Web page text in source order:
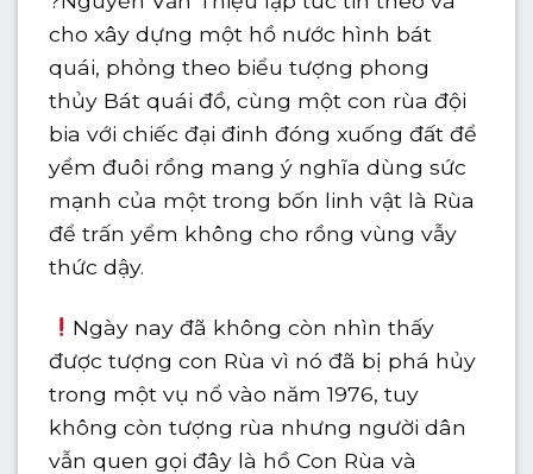
cho xây dựng một hồ nước hình bát
quái, phỏng theo biểu tượng phong
thủy Bát quái đồ, cùng một con rùa đội
bia với chiếc đại đinh đóng xuống đất để
yểm đuôi rồng mang ý nghĩa dùng sức
mạnh của một trong bốn linh vật là Rùa
để trấn yểm không cho rồng vùng vẫy
thức dậy.
Ngày nay đã không còn nhìn thấy
được tượng con Rùa vì nó đã bị phá hủy
trong một vụ nổ vào năm 1976, tuy
không còn tượng rùa nhưng người dân
vẫn quen gọi đây là hồ Con Rùa và